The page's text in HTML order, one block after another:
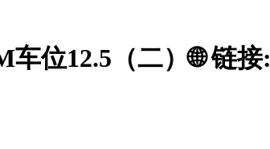
位12.5（二）🌐 链接: